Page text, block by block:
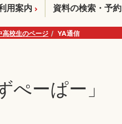
用案内 資料の検索・予約
高校生のページ YA通信
ぺーぱー」